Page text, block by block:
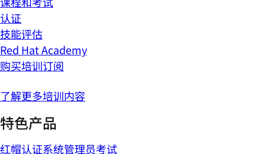
认证
技能评估
Red Hat Academy
购买培训订阅
了解更多培训内容
特色产品
红帽认证系统管理员考试